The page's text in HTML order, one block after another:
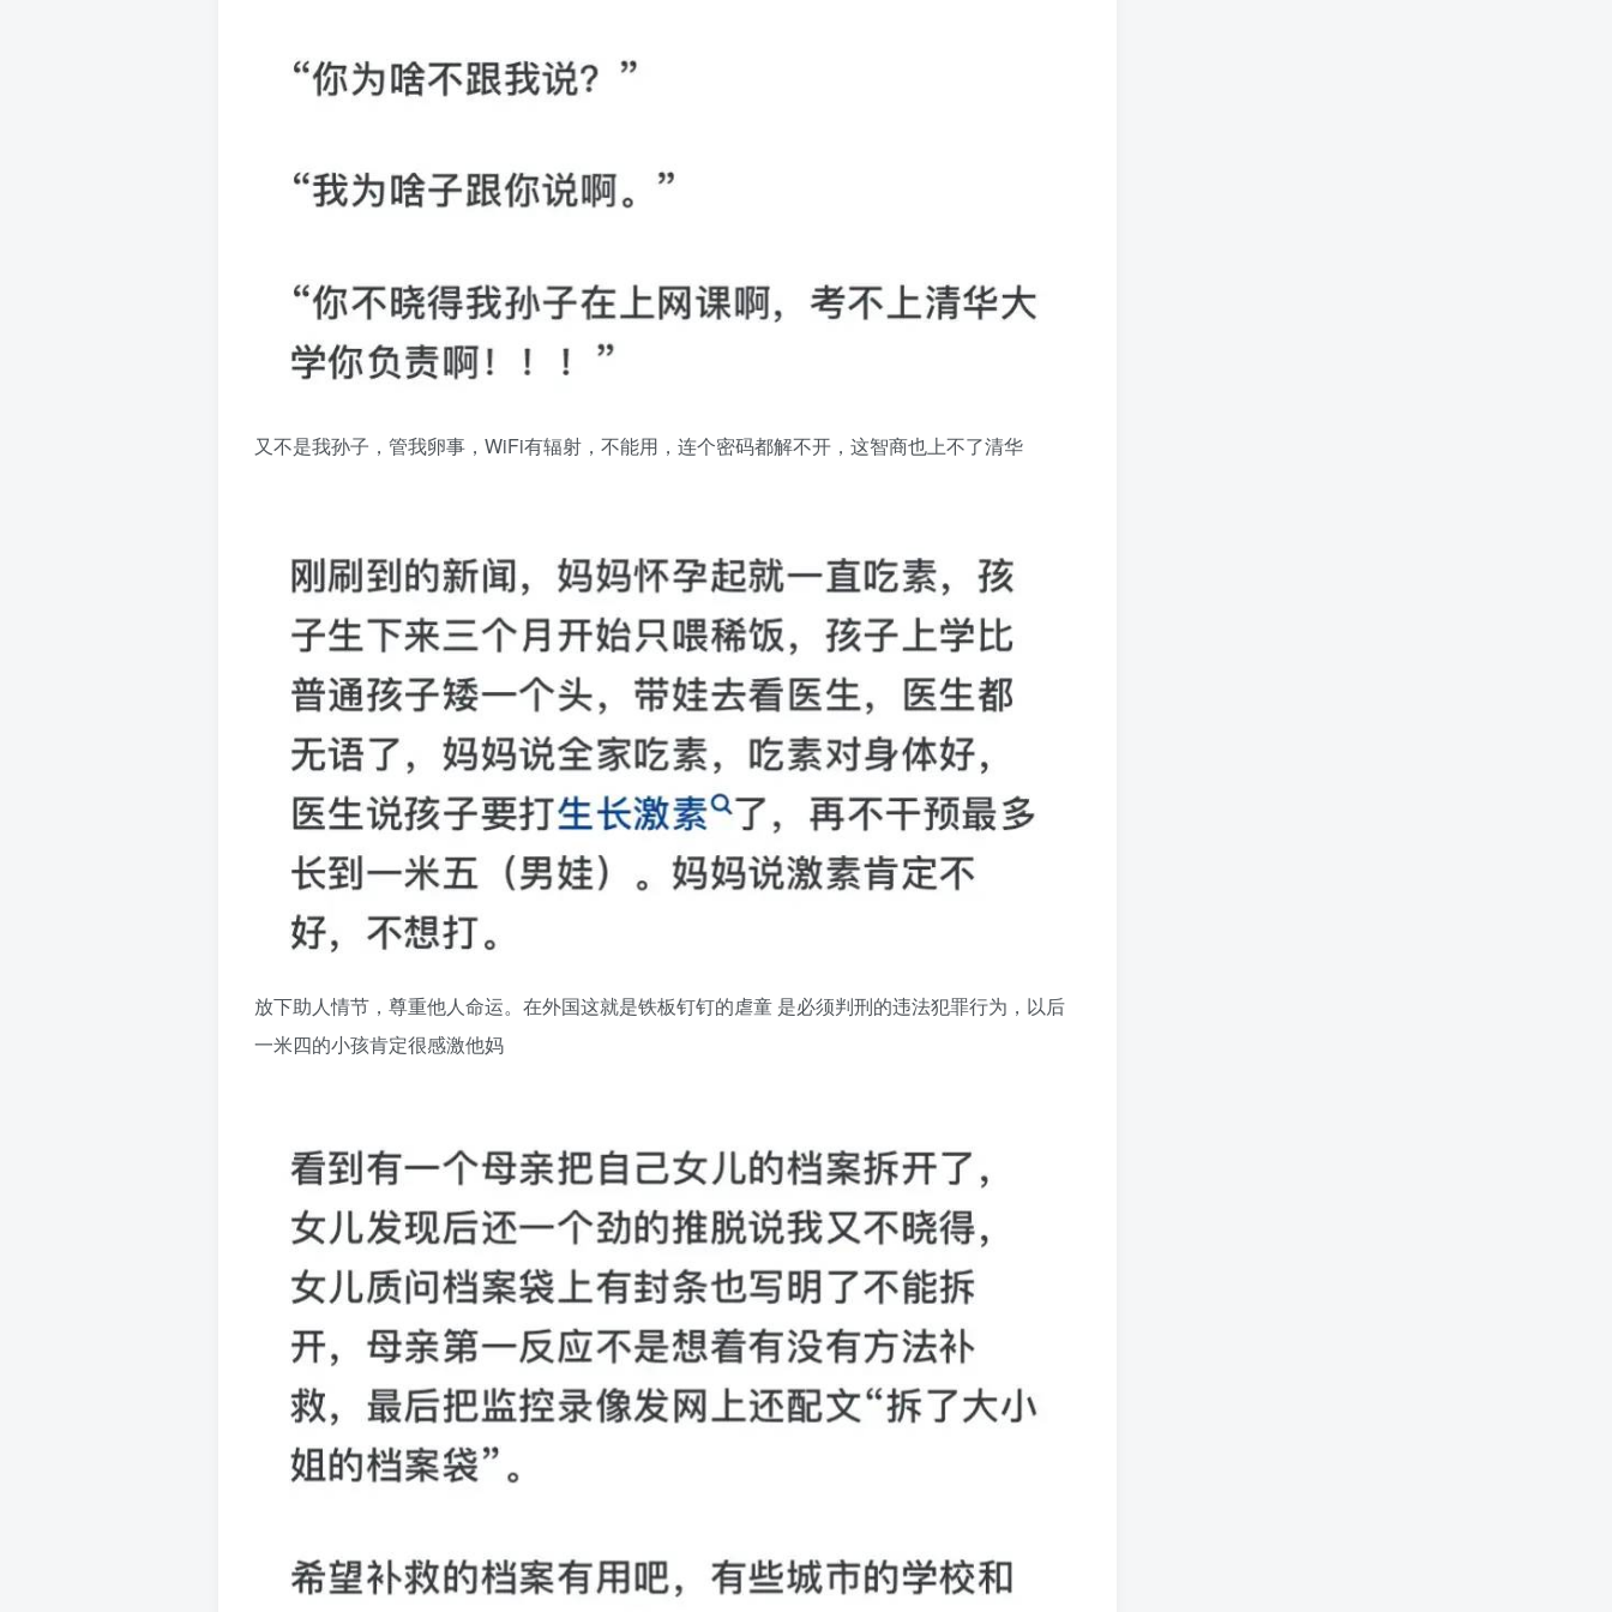
又不是我孙子，管我卵事，WiFi有辐射，不能用，连个密码都解不开，这智商也上不了清华
放下助人情节，尊重他人命运。在外国这就是铁板钉钉的虐童 是必须判刑的违法犯罪行为，以后
一米四的小孩肯定很感激他妈